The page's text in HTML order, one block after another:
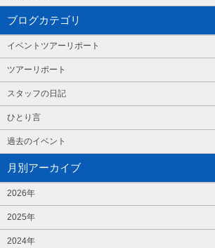
ブログカテゴリ
イベントツアーリポート
ツアーリポート
スタッフの日記
ひとり言
過去のイベント
月別アーカイブ
2026年
2025年
2024年